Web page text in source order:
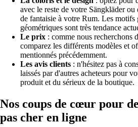
avec le reste de votre Sängkläder
de fantaisie à votre Rum. Les
géométriques sont très tendance
Le prix : comme nous recherchons
comparez les différents modèles et
mentionnés précédemment.
Les avis clients : n'hésitez pas à
laissés par d'autres acheteurs pour
produit et du sérieux de la boutique.
Nos coups de cœur pour
pas cher en ligne